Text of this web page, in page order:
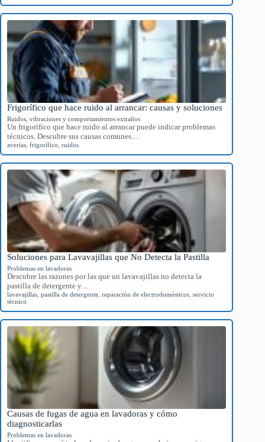
Frigorífico que hace ruido al arrancar: causas y soluciones
Ruidos, vibraciones y comportamientos extraños
Un frigorífico que hace ruido al arrancar puede indicar problemas
técnicos. Descubre sus causas comunes…
averías frigorífico ruidos
Soluciones para Lavavajillas que No Detecta la Pastilla
Problemas en lavadoras
Descubre las razones por las que un lavavajillas no detecta la
pastilla de detergente y…
lavavajillas pastilla de detergente reparación de electrodomésticos servicio
técnico
Causas de fugas de agua en lavadoras y cómo
diagnosticarlas
Problemas en lavadoras